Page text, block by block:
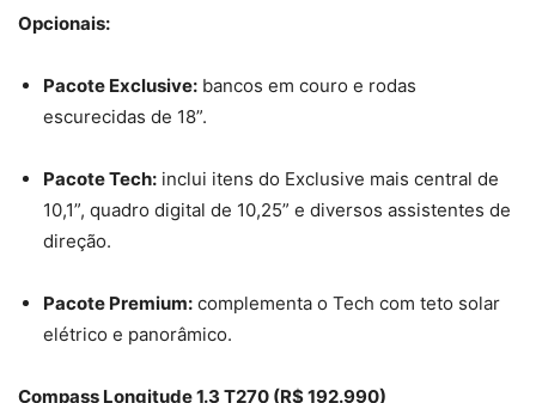
Opcionais:
Pacote Exclusive: bancos em couro e rodas
escurecidas de 18”.
Pacote Tech: inclui itens do Exclusive mais central de
10,1”, quadro digital de 10,25” e diversos assistentes de
direção.
Pacote Premium: complementa o Tech com teto solar
elétrico e panorâmico.
Compass Longitude 1.3 T270 (R$ 192.990)